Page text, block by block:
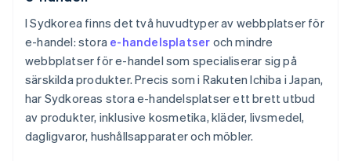
I Sydkorea finns det två huvudtyper av webbplatser för
e-handel: stora e-handelsplatser och mindre
webbplatser för e-handel som specialiserar sig på
särskilda produkter. Precis som i Rakuten Ichiba i Japan,
har Sydkoreas stora e-handelsplatser ett brett utbud
av produkter, inklusive kosmetika, kläder, livsmedel,
dagligvaror, hushållsapparater och möbler.